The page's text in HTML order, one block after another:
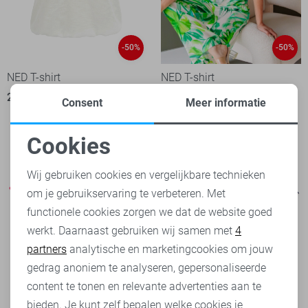
-50%
NED T-shirt
22,50
44,99
-50%
NED T-shirt
30,00
59,99
Noodzakelijke cookies
Personalisatie cookies
Analytische cookies
Marketing cookies
Consent Meer informatie
Cookies
Wij gebruiken cookies en vergelijkbare technieken
om je gebruikservaring te verbeteren. Met
functionele cookies zorgen we dat de website goed
werkt. Daarnaast gebruiken wij samen met 4
partners analytische en marketingcookies om jouw
gedrag anoniem te analyseren, gepersonaliseerde
content te tonen en relevante advertenties aan te
bieden. Je kunt zelf bepalen welke cookies je